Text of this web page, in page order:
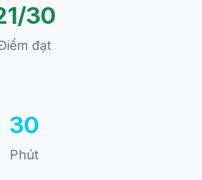
30
đạt
30
Phút